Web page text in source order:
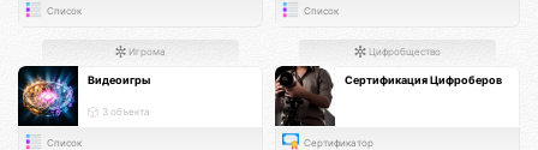
Список Список
Игрома
Видеоигры
3 объекта
Список
Цифробщество
Сертификация Цифроберов
Сертификатор